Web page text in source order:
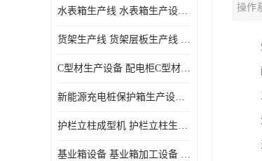
水表箱生产线 水表箱生产设备 加工水表箱需要的设备
货架生产线 货架层板生产线 货架立柱生产线
C型材生产设备 配电柜C型材成型设备 配电柜型材生产线
新能源充电桩保护箱生产设备 充电保护箱生产线
护栏立柱成型机 护栏立柱生产设备 护栏立柱生产线
基业箱设备 基业箱加工设备 基业箱制作设备
操作